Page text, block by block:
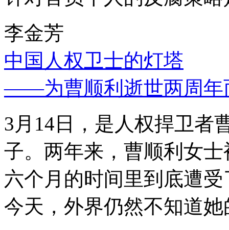
李金芳
中国人权卫士的灯塔
——为曹顺利逝世两周年
3月14日，是人权捍卫者
子。两年来，曹顺利女
六个月的时间里到底遭
今天，外界仍然不知道